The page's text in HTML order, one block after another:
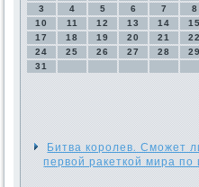
3
4 5 6 7 8
10
11 12 13 14 15
17
18 19 20 21 22
24
25 26 27 28 29
31
Битва королев. Сможет
первой ракеткой мира по